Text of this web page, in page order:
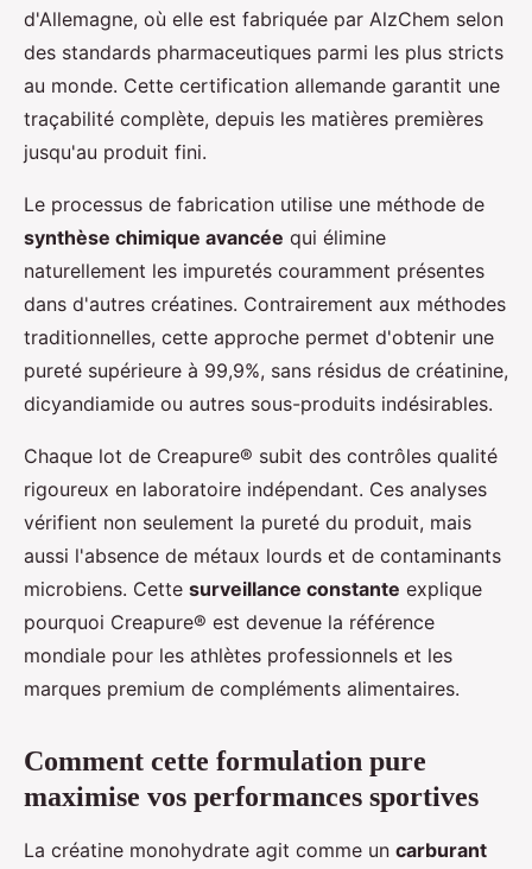
d'Allemagne, où elle est fabriquée par AlzChem selon
des standards pharmaceutiques parmi les plus stricts
au monde. Cette certification allemande garantit une
traçabilité complète, depuis les matières premières
jusqu'au produit fini.
Le processus de fabrication utilise une méthode de
synthèse chimique avancée qui élimine
naturellement les impuretés couramment présentes
dans d'autres créatines. Contrairement aux méthodes
traditionnelles, cette approche permet d'obtenir une
pureté supérieure à 99,9%, sans résidus de créatinine,
dicyandiamide ou autres sous-produits indésirables.
Chaque lot de Creapure® subit des contrôles qualité
rigoureux en laboratoire indépendant. Ces analyses
vérifient non seulement la pureté du produit, mais
aussi l'absence de métaux lourds et de contaminants
microbiens. Cette surveillance constante explique
pourquoi Creapure® est devenue la référence
mondiale pour les athlètes professionnels et les
marques premium de compléments alimentaires.
Comment cette formulation pure
maximise vos performances sportives
La créatine monohydrate agit comme un carburant